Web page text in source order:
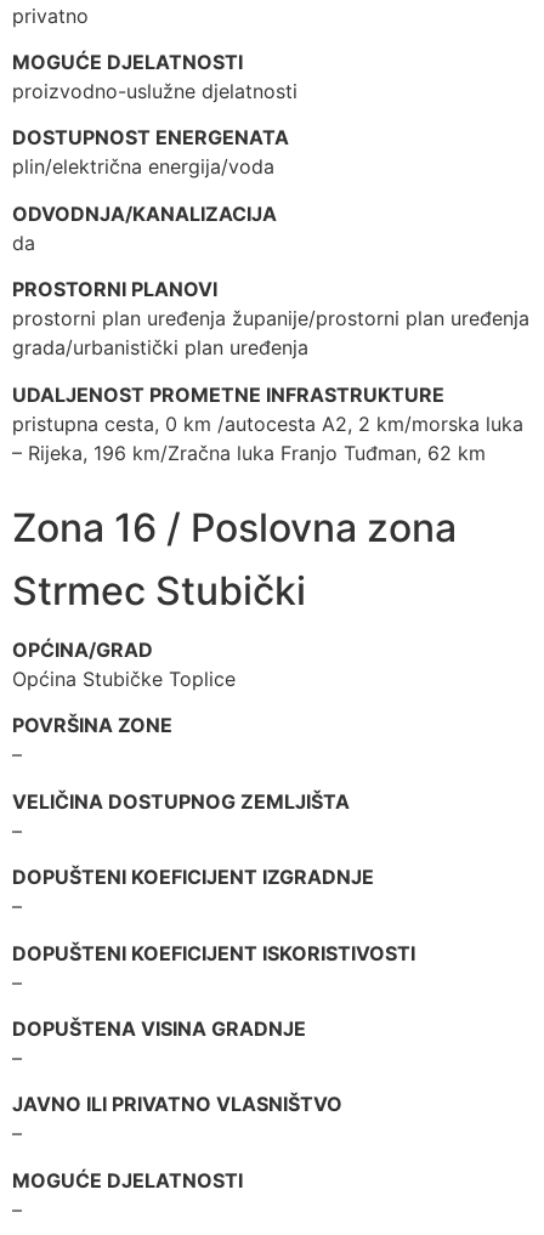
privatno
MOGUĆE DJELATNOSTI
proizvodno-uslužne djelatnosti
DOSTUPNOST ENERGENATA
plin/električna energija/voda
ODVODNJA/KANALIZACIJA
da
PROSTORNI PLANOVI
prostorni plan uređenja županije/prostorni plan uređenja
grada/urbanistički plan uređenja
UDALJENOST PROMETNE INFRASTRUKTURE
pristupna cesta, 0 km /autocesta A2, 2 km/morska luka
– Rijeka, 196 km/Zračna luka Franjo Tuđman, 62 km
Zona 16 / Poslovna zona
Strmec Stubički
OPĆINA/GRAD
Općina Stubičke Toplice
POVRŠINA ZONE
–
VELIČINA DOSTUPNOG ZEMLJIŠTA
–
DOPUŠTENI KOEFICIJENT IZGRADNJE
–
DOPUŠTENI KOEFICIJENT ISKORISTIVOSTI
–
DOPUŠTENA VISINA GRADNJE
–
JAVNO ILI PRIVATNO VLASNIŠTVO
–
MOGUĆE DJELATNOSTI
–